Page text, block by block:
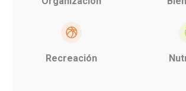
Recreación